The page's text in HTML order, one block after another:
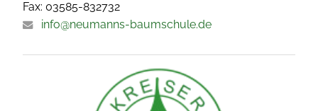
Fax: 03585-832732
info@neumanns-baumschule.de